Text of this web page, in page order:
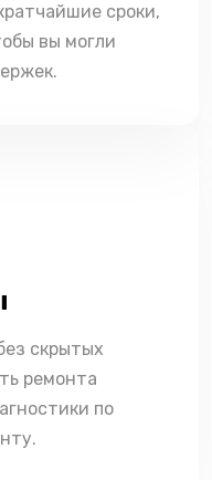
сроки,
вы могли
скрытых
ремонта
по